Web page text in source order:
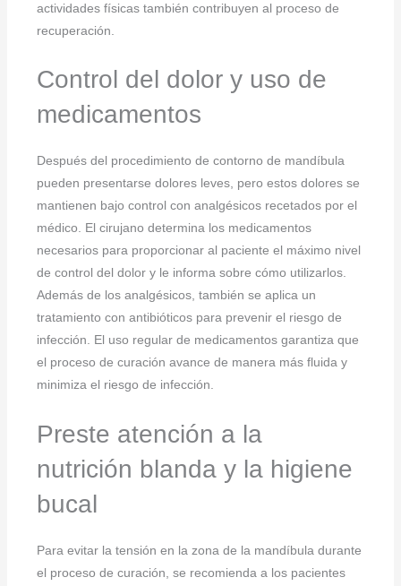
actividades físicas también contribuyen al proceso de
recuperación.
Control del dolor y uso de
medicamentos
Después del procedimiento de contorno de mandíbula
pueden presentarse dolores leves, pero estos dolores se
mantienen bajo control con analgésicos recetados por el
médico. El cirujano determina los medicamentos
necesarios para proporcionar al paciente el máximo nivel
de control del dolor y le informa sobre cómo utilizarlos.
Además de los analgésicos, también se aplica un
tratamiento con antibióticos para prevenir el riesgo de
infección. El uso regular de medicamentos garantiza que
el proceso de curación avance de manera más fluida y
minimiza el riesgo de infección.
Preste atención a la
nutrición blanda y la higiene
bucal
Para evitar la tensión en la zona de la mandíbula durante
el proceso de curación, se recomienda a los pacientes